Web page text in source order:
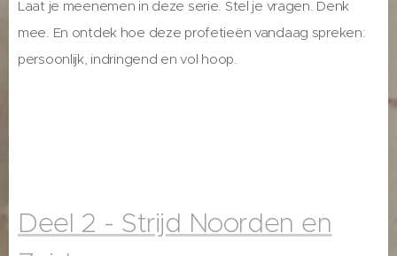
Laat je meenemen in deze serie. Stel je vragen. Denk
mee. En ontdek hoe deze profetieën vandaag spreken:
persoonlijk, indringend en vol hoop.
Deel 2 - Strijd Noorden en